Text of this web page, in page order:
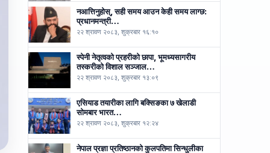
नआत्तिनुहोस्, सही समय आउन केही समय लाग्छ:
प्रधानमन्त्री…
२२ श्रावण २०८३, शुक्रबार १६:१०
स्पेनी नेतृत्वको प्रहरीको छापा, भूमध्यसागरीय
तस्करीको विशाल सञ्जाल…
२२ श्रावण २०८३, शुक्रबार १३:०९
एसियाड तयारीका लागि बक्सिङका ७ खेलाडी
सोमबार भारत…
२२ श्रावण २०८३, शुक्रबार १२:२४
नेपाल प्रज्ञा प्रतिष्ठानको कुलपतिमा सिन्धुलीका